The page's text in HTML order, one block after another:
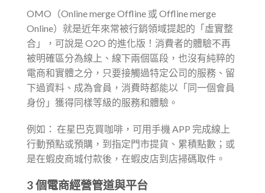
OMO（Online merge Offline 或 Offline merge
Online）就是近年來常被行銷領域提起的「虛實整
合」，可說是 O2O 的進化版！消費者的體驗不再
被明確區分為線上、線下兩個區段，也沒有純粹的
電商和實體之分，只要接觸過特定公司的服務、留
下過資料、成為會員，消費時都能以「同一個會員
身份」獲得同樣等級的服務和體驗。
例如： 在星巴克買咖啡，可用手機 APP 完成線上
行動預點或預購，到指定門市提貨、累積點數；或
是在蝦皮商城付款後，在蝦皮店到店掃碼取件。
3 個電商經營管道與平台